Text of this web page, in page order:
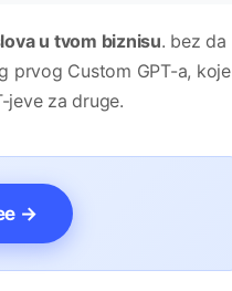
u tvom biznisu. bez da
prvog Custom GPT-a, koje
jeve za druge.
→